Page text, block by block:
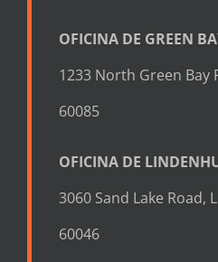
OFICINA DE GREEN
1233 North Green Bay
60085
OFICINA DE
3060 Sand Lake Road,
60046